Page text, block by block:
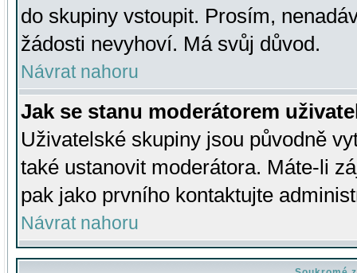
do skupiny vstoupit. Prosím,
žádosti nevyhoví. Má svůj důvod.
Návrat nahoru
Jak se stanu moderátorem
Uživatelské skupiny jsou původně
také ustanovit moderátora. Máte-li
pak jako prvního kontaktujte
Návrat nahoru